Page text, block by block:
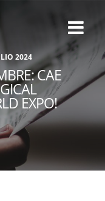
LIO 2024
CAE
EXPO!